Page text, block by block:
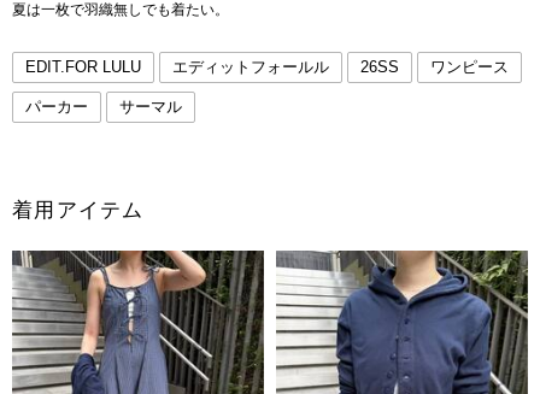
夏は一枚で羽織無しでも着たい。
EDIT.FOR LULU エディットフォールル 26SS ワンピース
パーカー サーマル
着用アイテム